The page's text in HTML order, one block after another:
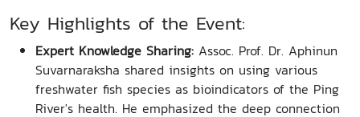
Key Highlights of the Event:
Expert Knowledge Sharing: Assoc. Prof. Dr. Aphinun
Suvarnaraksha shared insights on using various
freshwater fish species as bioindicators of the Ping
River's health. He emphasized the deep connection